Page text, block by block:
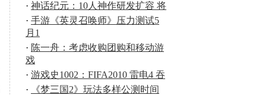
· 神话纪元：10人神作研发扩容 将
· 手游《英灵召唤师》压力测试5
月1
· 陈一舟：考虑收购团购和移动游
戏
· 游戏史1002：FIFA2010 雷电4 吞
·
《梦三国2》玩法多样公测时间